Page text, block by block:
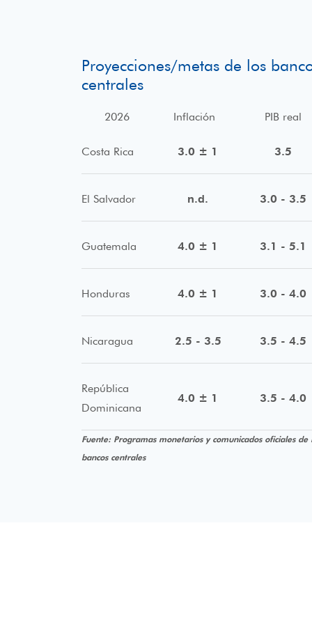
Proyecciones/metas de los
centrales
2026 Inflación PIB real
Costa Rica 3.0 ± 1 3.5
El Salvador n.d. 3.0 - 3.5
Guatemala 4.0 ± 1 3.1 - 5.1
Honduras 4.0 ± 1 3.0 - 4.0
Nicaragua 2.5 - 3.5 3.5 - 4.5
República
Dominicana
4.0 ± 1 3.5 - 4.0
Fuente: Programas monetarios y comunicados oficiales de
bancos centrales